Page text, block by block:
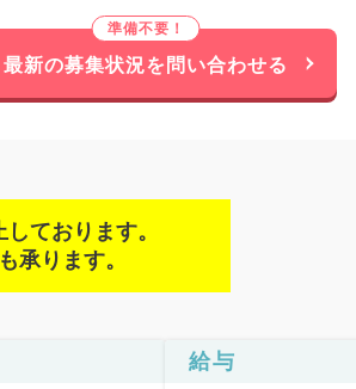
最新の募集状況を問い合わせる
ております。
承ります。
給与